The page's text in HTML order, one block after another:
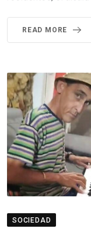
READ MORE
SOCIEDAD